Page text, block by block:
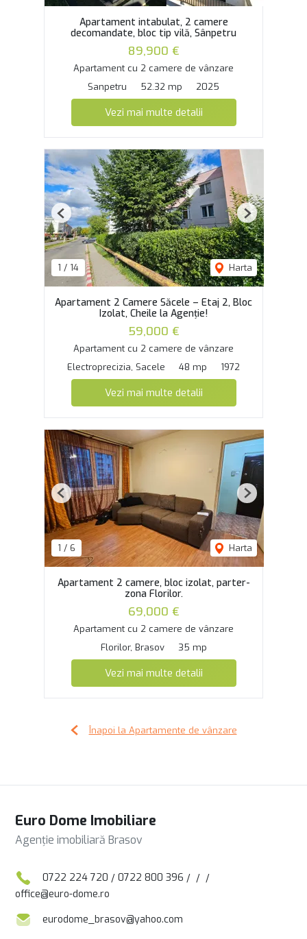
Apartament intabulat, 2 camere
decomandate, bloc tip vilă, Sânpetru
89,900 €
Apartament cu 2 camere de vânzare
Sanpetru
52.32 mp 2025
Vezi mai multe detalii
1 / 14 Harta
Previous Next
Apartament 2 Camere Săcele – Etaj 2, Bloc
Izolat, Cheile la Agenție!
59,000 €
Apartament cu 2 camere de vânzare
Electroprecizia, Sacele
48 mp 1972
Vezi mai multe detalii
1 / 6 Harta
Previous Next
Apartament 2 camere, bloc izolat, parter-
zona Florilor.
69,000 €
Apartament cu 2 camere de vânzare
Florilor, Brasov
35 mp
Vezi mai multe detalii
Înapoi la Apartamente de vânzare
Euro Dome Imobiliare
Agenție imobiliară Brasov
0722 224 720 / 0722 800 396 / / /
office@euro-dome.ro
eurodome_brasov@yahoo.com